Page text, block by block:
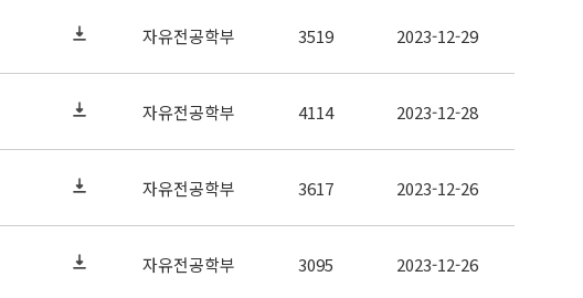
자유전공학부 3519 2023-12-29
자유전공학부 4114 2023-12-28
자유전공학부 3617 2023-12-26
자유전공학부 3095 2023-12-26